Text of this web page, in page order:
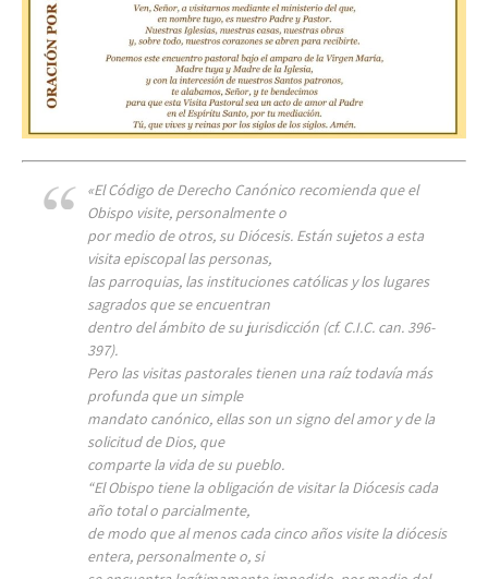
«El Código de Derecho Canónico recomienda que el
Obispo visite, personalmente o
por medio de otros, su Diócesis. Están sujetos a esta
visita episcopal las personas,
las parroquias, las instituciones católicas y los lugares
sagrados que se encuentran
dentro del ámbito de su jurisdicción (cf. C.I.C. can. 396-
397).
Pero las visitas pastorales tienen una raíz todavía más
profunda que un simple
mandato canónico, ellas son un signo del amor y de la
solicitud de Dios, que
comparte la vida de su pueblo.
“El Obispo tiene la obligación de visitar la Diócesis cada
año total o parcialmente,
de modo que al menos cada cinco años visite la diócesis
entera, personalmente o, si